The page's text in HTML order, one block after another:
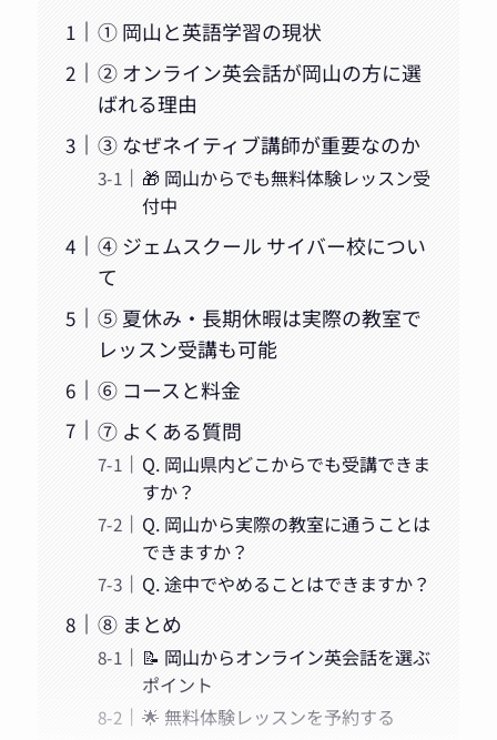
① 岡山と英語学習の現状
② オンライン英会話が岡山の方に選
ばれる理由
③ なぜネイティブ講師が重要なのか
🎁 岡山からでも無料体験レッスン受
付中
④ ジェムスクール サイバー校につい
て
⑤ 夏休み・長期休暇は実際の教室で
レッスン受講も可能
⑥ コースと料金
⑦ よくある質問
Q. 岡山県内どこからでも受講できま
すか？
Q. 岡山から実際の教室に通うことは
できますか？
Q. 途中でやめることはできますか？
⑧ まとめ
📝 岡山からオンライン英会話を選ぶ
ポイント
🌟 無料体験レッスンを予約する